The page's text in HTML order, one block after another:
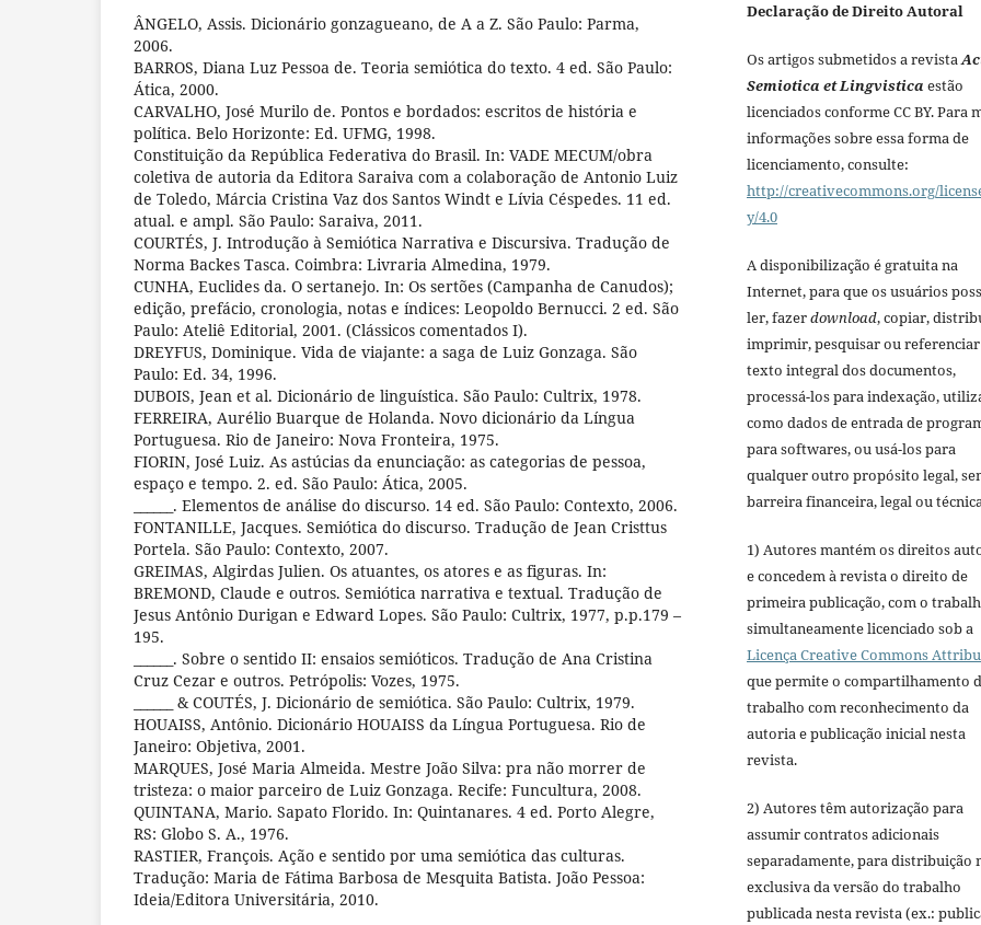
ÂNGELO, Assis. Dicionário gonzagueano, de A a Z. São Paulo: Parma,
2006.
BARROS, Diana Luz Pessoa de. Teoria semiótica do texto. 4 ed. São Paulo:
Ática, 2000.
CARVALHO, José Murilo de. Pontos e bordados: escritos de história e
política. Belo Horizonte: Ed. UFMG, 1998.
Constituição da República Federativa do Brasil. In: VADE MECUM/obra
coletiva de autoria da Editora Saraiva com a colaboração de Antonio Luiz
de Toledo, Márcia Cristina Vaz dos Santos Windt e Lívia Céspedes. 11 ed.
atual. e ampl. São Paulo: Saraiva, 2011.
COURTÉS, J. Introdução à Semiótica Narrativa e Discursiva. Tradução de
Norma Backes Tasca. Coimbra: Livraria Almedina, 1979.
CUNHA, Euclides da. O sertanejo. In: Os sertões (Campanha de Canudos);
edição, prefácio, cronologia, notas e índices: Leopoldo Bernucci. 2 ed. São
Paulo: Ateliê Editorial, 2001. (Clássicos comentados I).
DREYFUS, Dominique. Vida de viajante: a saga de Luiz Gonzaga. São
Paulo: Ed. 34, 1996.
DUBOIS, Jean et al. Dicionário de linguística. São Paulo: Cultrix, 1978.
FERREIRA, Aurélio Buarque de Holanda. Novo dicionário da Língua
Portuguesa. Rio de Janeiro: Nova Fronteira, 1975.
FIORIN, José Luiz. As astúcias da enunciação: as categorias de pessoa,
espaço e tempo. 2. ed. São Paulo: Ática, 2005.
______. Elementos de análise do discurso. 14 ed. São Paulo: Contexto, 2006.
FONTANILLE, Jacques. Semiótica do discurso. Tradução de Jean Cristtus
Portela. São Paulo: Contexto, 2007.
GREIMAS, Algirdas Julien. Os atuantes, os atores e as figuras. In:
BREMOND, Claude e outros. Semiótica narrativa e textual. Tradução de
Jesus Antônio Durigan e Edward Lopes. São Paulo: Cultrix, 1977, p.p.179 –
195.
______. Sobre o sentido II: ensaios semióticos. Tradução de Ana Cristina
Cruz Cezar e outros. Petrópolis: Vozes, 1975.
______ & COUTÉS, J. Dicionário de semiótica. São Paulo: Cultrix, 1979.
HOUAISS, Antônio. Dicionário HOUAISS da Língua Portuguesa. Rio de
Janeiro: Objetiva, 2001.
MARQUES, José Maria Almeida. Mestre João Silva: pra não morrer de
tristeza: o maior parceiro de Luiz Gonzaga. Recife: Funcultura, 2008.
QUINTANA, Mario. Sapato Florido. In: Quintanares. 4 ed. Porto Alegre,
RS: Globo S. A., 1976.
RASTIER, François. Ação e sentido por uma semiótica das culturas.
Tradução: Maria de Fátima Barbosa de Mesquita Batista. João Pessoa:
Ideia/Editora Universitária, 2010.
Declaração de Direito Autoral
Os artigos submetidos a revista
Semiotica et Lingvistica estão
licenciados conforme CC BY. Para
informações sobre essa forma de
licenciamento, consulte:
http://creativecommons.org/
y/4.0
A disponibilização é gratuita na
Internet, para que os usuários
ler, fazerdownload, copiar,
imprimir, pesquisar ou
texto integral dos documentos,
processá-los para indexação,
como dados de entrada de
para softwares, ou usá-los para
qualquer outro propósito legal,
barreira financeira, legal ou
1) Autores mantém os direitos
e concedem à revista o direito de
primeira publicação, com o
simultaneamente licenciado sob a
Licença Creative Commons
que permite o compartilhamento
trabalho com reconhecimento da
autoria e publicação inicial nesta
revista.
2) Autores têm autorização para
assumir contratos adicionais
separadamente, para distribuição
exclusiva da versão do trabalho
publicada nesta revista (ex.: